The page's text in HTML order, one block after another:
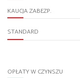
KAUCJA ZABEZP.
STANDARD
OPŁATY W CZYNSZU